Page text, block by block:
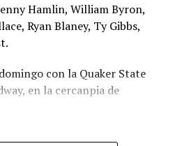
Hamlin, William Byron,
Ryan Blaney, Ty Gibbs,
con la Quaker State
en la cercanpia de